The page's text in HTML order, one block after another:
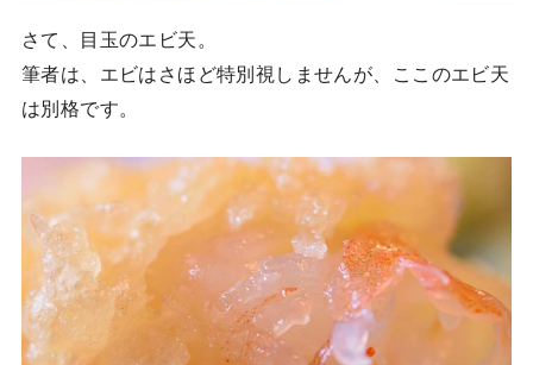
さて、目玉のエビ天。
筆者は、エビはさほど特別視しませんが、ここのエビ天
は別格です。